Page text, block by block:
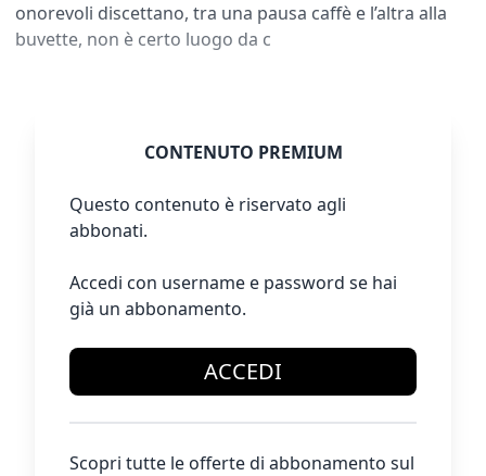
onorevoli discettano, tra una pausa caffè e l’altra alla
buvette, non è certo luogo da c
CONTENUTO PREMIUM
Questo contenuto è riservato agli
abbonati.
Accedi con username e password se hai
già un abbonamento.
ACCEDI
Scopri tutte le offerte di abbonamento sul